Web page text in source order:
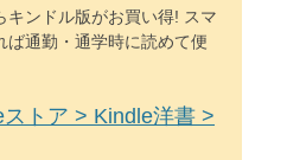
キンドル版がお買い得! スマ
ば通勤・通学時に読めて便
トア > Kindle洋書 >